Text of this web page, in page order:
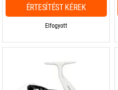
Elfogyott
ÉRTESÍTÉST KÉREK